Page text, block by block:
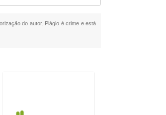
do autor. Plágio é crime e está